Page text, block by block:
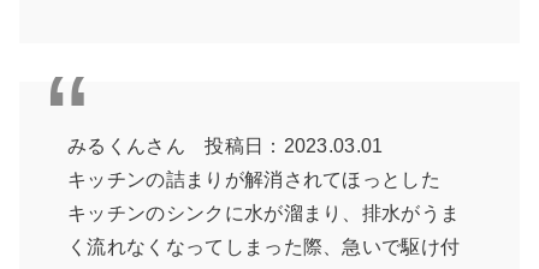
みるくんさん 投稿日：2023.03.01
キッチンの詰まりが解消されてほっとした
キッチンのシンクに水が溜まり、排水がうま
く流れなくなってしまった際、急いで駆け付